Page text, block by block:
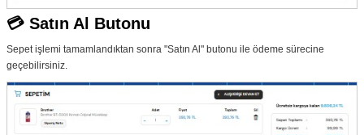
💳 Satın Al Butonu
Sepet işlemi tamamlandıktan sonra "Satın Al" butonu ile ödeme sürecine
geçebilirsiniz.